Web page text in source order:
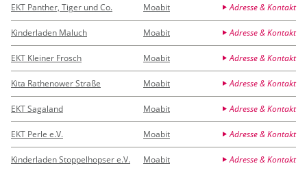
EKT Panther, Tiger und Co. Moabit Adresse & Kontakt
Kinderladen Maluch Moabit Adresse & Kontakt
EKT Kleiner Frosch Moabit Adresse & Kontakt
Kita Rathenower Straße Moabit Adresse & Kontakt
EKT Sagaland Moabit Adresse & Kontakt
EKT Perle e.V. Moabit Adresse & Kontakt
Kinderladen Stoppelhopser e.V. Moabit Adresse & Kontakt